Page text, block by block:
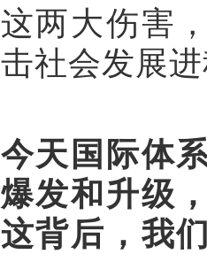
这两大伤害
击社会发展
今天国际体
爆发和升级
这背后，我